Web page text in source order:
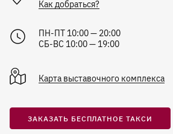
Как добраться?
ПН-ПТ 10:00 — 20:00
СБ-ВС 10:00 — 19:00
Карта выставочного комплекса
ЗАКАЗАТЬ БЕСПЛАТНОЕ ТАКСИ